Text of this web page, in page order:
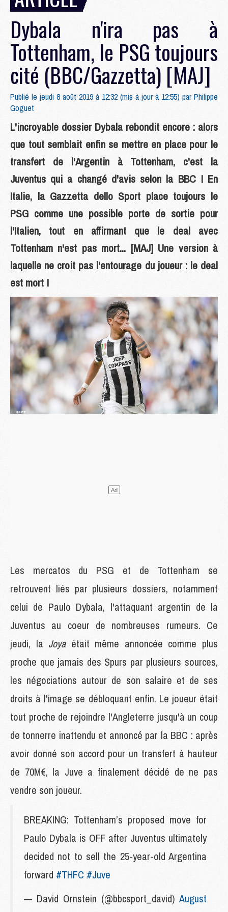
Dybala n'ira pas à
Tottenham, le PSG toujours
cité (BBC/Gazzetta) [MAJ]
Publié le jeudi 8 août 2019 à 12:32 (mis à jour à 12:55) parPhilippe
Goguet
L'incroyable dossier Dybala rebondit encore : alors
que tout semblait enfin se mettre en place pour le
transfert de l'Argentin à Tottenham, c'est la
Juventus qui a changé d'avis selon la BBC ! En
Italie, la Gazzetta dello Sport place toujours le
PSG comme une possible porte de sortie pour
l'Italien, tout en affirmant que le deal avec
Tottenham n'est pas mort... [MAJ] Une version à
laquelle ne croit pas l'entourage du joueur : le deal
est mort !
Les mercatos du PSG et de Tottenham se
retrouvent liés par plusieurs dossiers, notamment
celui de Paulo Dybala, l'attaquant argentin de la
Juventus au coeur de nombreuses rumeurs. Ce
jeudi, la Joya était même annoncée comme plus
proche que jamais des Spurs par plusieurs sources,
les négociations autour de son salaire et de ses
droits à l'image se débloquant enfin. Le joueur était
tout proche de rejoindre l'Angleterre jusqu'à un coup
de tonnerre inattendu et annoncé par la BBC : après
avoir donné son accord pour un transfert à hauteur
de 70M€, la Juve a finalement décidé de ne pas
vendre son joueur.
BREAKING: Tottenham’s proposed move for
Paulo Dybala is OFF after Juventus ultimately
decided not to sell the 25-year-old Argentina
forward #THFC #Juve
— David Ornstein (@bbcsport_david) August